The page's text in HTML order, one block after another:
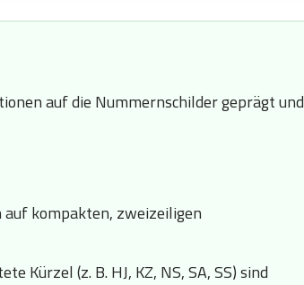
auf die Nummernschilder geprägt und
kompakten, zweizeiligen
Kürzel (z. B. HJ, KZ, NS, SA, SS) sind